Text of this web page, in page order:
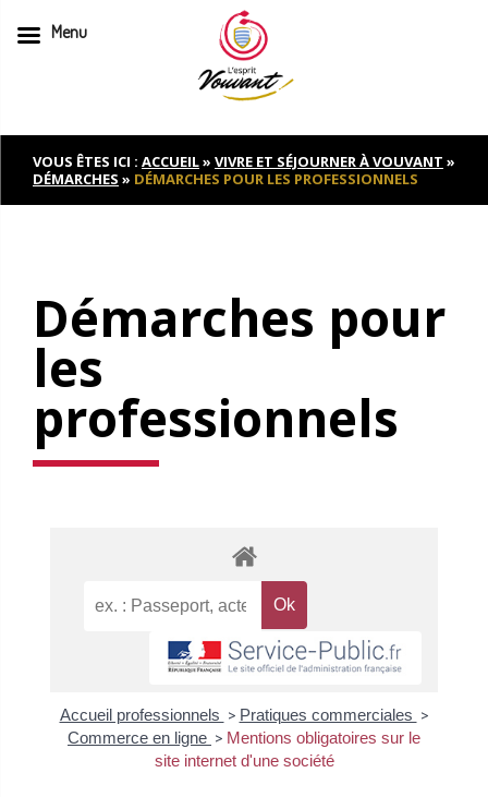
to
contentVOUS ÊTES ICI : ACCUEIL» VIVRE ET SÉJOURNER À VOUVANT »
DÉMARCHES » DÉMARCHES POUR LES PROFESSIONNELS
Démarches pour
les
professionnels
Accueil professionnels > Pratiques commerciales >
Commerce en ligne > Mentions obligatoires sur le
site internet d'une société
Menu